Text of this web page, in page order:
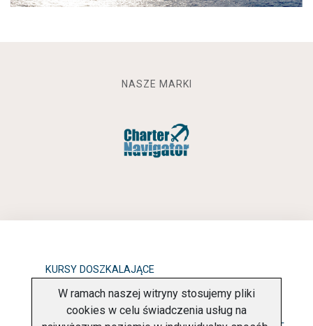
NASZE MARKI
KURSY DOSZKALAJĄCE
OBOWIĄZEK INFORMACYJNY
W ramach naszej witryny stosujemy pliki
cookies w celu świadczenia usług na